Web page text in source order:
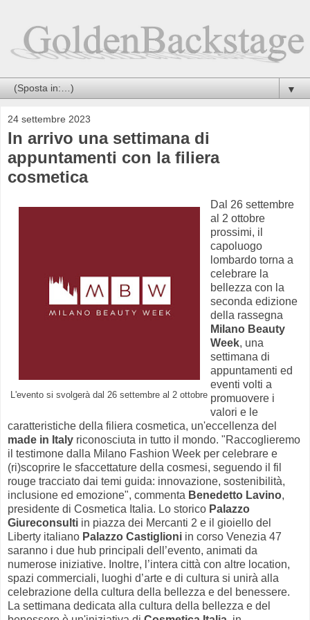
▼
24 settembre 2023
In arrivo una settimana di
appuntamenti con la filiera
cosmetica
L'evento si svolgerà dal 26 settembre al 2 ottobre
Dal 26 settembre
al 2 ottobre
prossimi, il
capoluogo
lombardo torna a
celebrare la
bellezza con la
seconda edizione
della rassegna
Milano Beauty
Week, una
settimana di
appuntamenti ed
eventi volti a
promuovere i
valori e le
caratteristiche della filiera cosmetica, un'eccellenza del
made in Italy riconosciuta in tutto il mondo. "Raccoglieremo
il testimone dalla Milano Fashion Week per celebrare e
(ri)scoprire le sfaccettature della cosmesi, seguendo il fil
rouge tracciato dai temi guida: innovazione, sostenibilità,
inclusione ed emozione", commenta Benedetto Lavino,
presidente di Cosmetica Italia. Lo storico Palazzo
Giureconsulti in piazza dei Mercanti 2 e il gioiello del
Liberty italiano Palazzo Castiglioni in corso Venezia 47
saranno i due hub principali dell’evento, animati da
numerose iniziative. Inoltre, l’intera città con altre location,
spazi commerciali, luoghi d’arte e di cultura si unirà alla
celebrazione della cultura della bellezza e del benessere.
La settimana dedicata alla cultura della bellezza e del